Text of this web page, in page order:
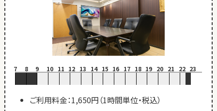
7 8 9 10 11 12 13 14 15 16 17 18 19 20 21 22 23
ご利用料金：1,650円（1時間単位・税込）